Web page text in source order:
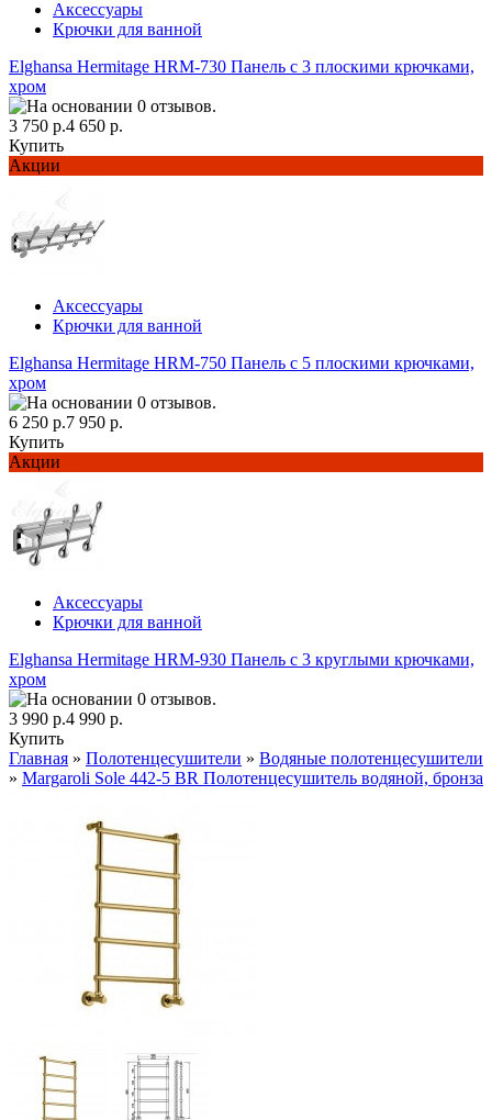
Аксессуары
Крючки для ванной
Elghansa Hermitage HRM-730 Панель с 3 плоскими крючками,
хром
3 750 р.4 650 р.
Купить
Акции
Аксессуары
Крючки для ванной
Elghansa Hermitage HRM-750 Панель с 5 плоскими крючками,
хром
6 250 р.7 950 р.
Купить
Акции
Аксессуары
Крючки для ванной
Elghansa Hermitage HRM-930 Панель с 3 круглыми крючками,
хром
3 990 р.4 990 р.
Купить
Главная » Полотенцесушители » Водяные полотенцесушители
» Margaroli Sole 442-5 BR Полотенцесушитель водяной, бронза